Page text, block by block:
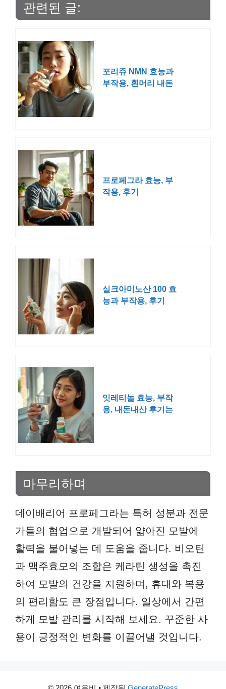
관련된 글:
포리쥬 NMN 효능과
부작용, 흰머리 내돈
프로페그라 효능, 부
작용, 후기
실크아미노산 100 효
능과 부작용, 후기
잇레티놀 효능, 부작
용, 내돈내산 후기는
마무리하며
데이배리어 프로페그라는 특허 성분과 전문
가들의 협업으로 개발되어 얇아진 모발에
활력을 불어넣는 데 도움을 줍니다. 비오틴
과 맥주효모의 조합은 케라틴 생성을 촉진
하여 모발의 건강을 지원하며, 휴대와 복용
의 편리함도 큰 장점입니다. 일상에서 간편
하게 모발 관리를 시작해 보세요. 꾸준한 사
용이 긍정적인 변화를 이끌어낼 것입니다.